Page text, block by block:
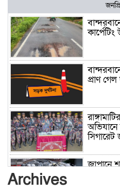
কার্পেটিং
প্রাণ
অভিযানে
সিগারেট
জাপানে
Archives